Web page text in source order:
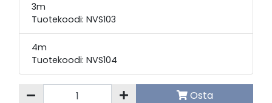
3m
Tuotekoodi: NVS103
4m
Tuotekoodi: NVS104
Osta